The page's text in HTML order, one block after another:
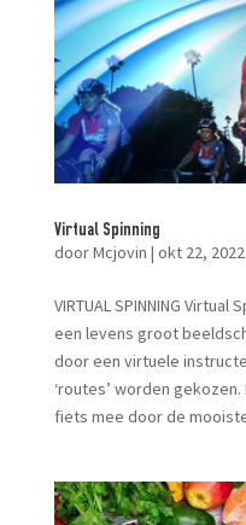
Virtual Spinning
doorMcjovin | okt 22, 2022
VIRTUAL SPINNING
een levens groot
door een virtuele
‘routes’ worden
fiets mee door de